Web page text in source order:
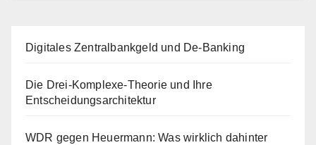
Digitales Zentralbankgeld und De-Banking
Die Drei-Komplexe-Theorie und Ihre
Entscheidungsarchitektur
WDR gegen Heuermann: Was wirklich dahinter